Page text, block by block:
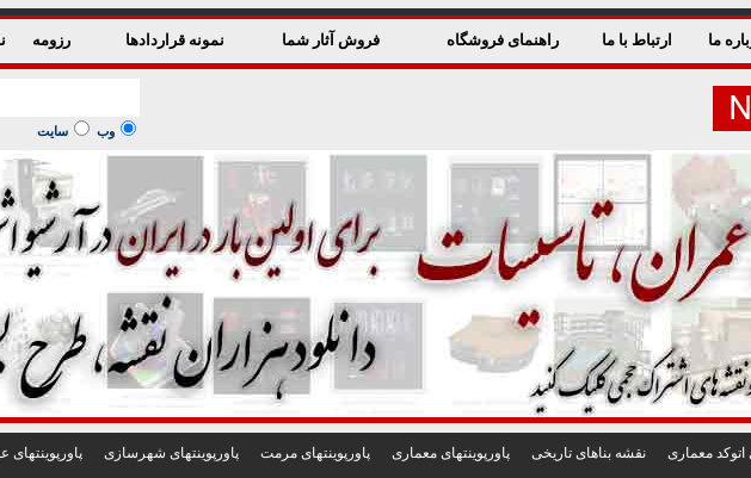
ما ارتباط با ما راهنمای فروشگاه فروش آثار شما نمونه قراردادها رزومه
وب سایت
معماری نقشه بناهای تاريخی پاورپوينتهای معماری پاورپوينتهای مرمت پاورپوينتهای شهرسازی پاورپوينتهای